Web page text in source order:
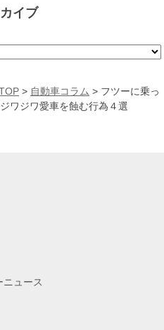
イブ
> 自動車コラム > フツーに乗っ
ワジワ愛車を蝕む行為４選
ニュース